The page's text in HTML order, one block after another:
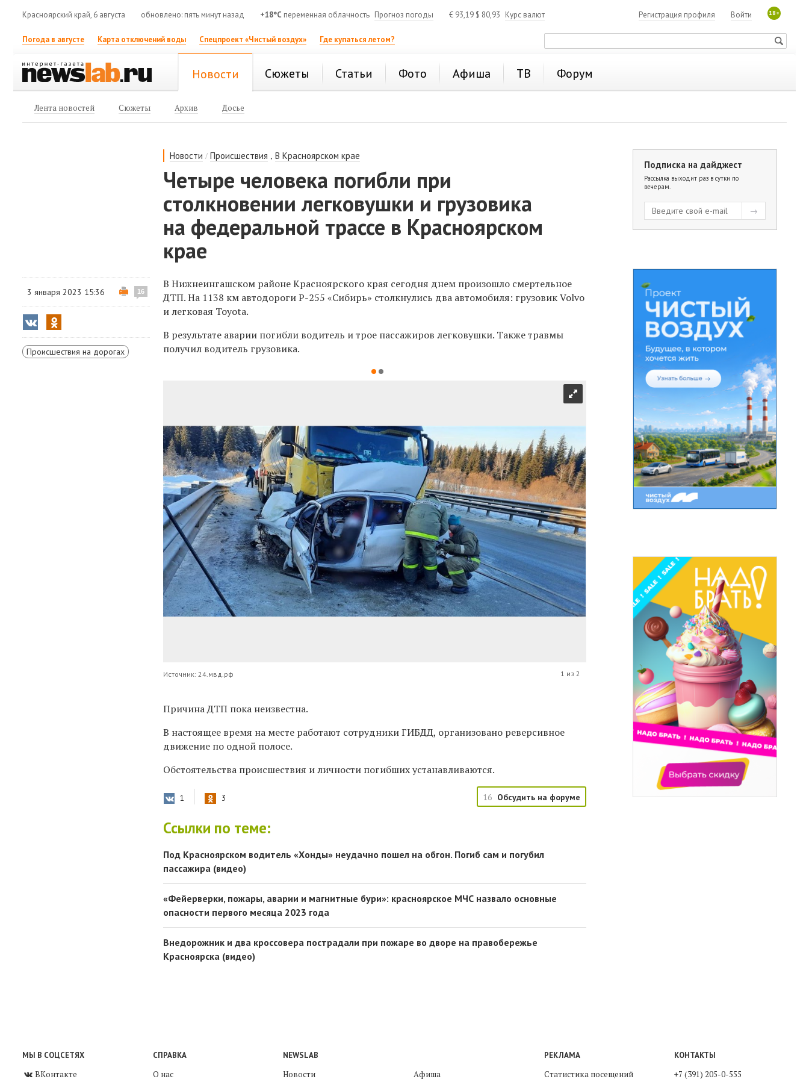
Красноярский край, 6 августа обновлено: пять минут назад +18°C переменная облачность Прогноз погоды € 93,19 $ 80,93 Курс валют 18+
Войти
Регистрация профиля
Погода в августе Карта отключений воды Спецпроект «Чистый воздух» Где купаться летом?
Новости Сюжеты Статьи Фото Афиша ТВ Форум
Лента новостей Сюжеты Архив Досье
Новости /Происшествия ,В Красноярском крае
Четыре человека погибли при
столкновении легковушки и грузовика
на федеральной трассе в Красноярском
крае
3 января 2023 15:36 16
Происшествия на дорогах
В Нижнеингашском районе Красноярского края сегодня днем произошло смертельное
ДТП. На 1138 км автодороги Р-255 «Сибирь» столкнулись два автомобиля: грузовик Volvo
и легковая Toyota.
В результате аварии погибли водитель и трое пассажиров легковушки. Также травмы
получил водитель грузовика.
Источник: 24.мвд.рф 1 из 2
Причина ДТП пока неизвестна.
В настоящее время на месте работают сотрудники ГИБДД, организовано реверсивное
движение по одной полосе.
Обстоятельства происшествия и личности погибших устанавливаются.
1 3 16 Обсудить на форуме
Ссылки по теме:
Под Красноярском водитель «Хонды» неудачно пошел на обгон. Погиб сам и погубил
пассажира (видео)
«Фейерверки, пожары, аварии и магнитные бури»: красноярское МЧС назвало основные
опасности первого месяца 2023 года
Внедорожник и два кроссовера пострадали при пожаре во дворе на правобережье
Красноярска (видео)
Подписка на дайджест
Рассылка выходит раз в сутки по
вечерам.
МЫ В СОЦСЕТЯХ
ВКонтакте
СПРАВКА
О нас
NEWSLAB
Новости Афиша
РЕКЛАМА
Статистика посещений
КОНТАКТЫ
+7 (391) 205-0-555